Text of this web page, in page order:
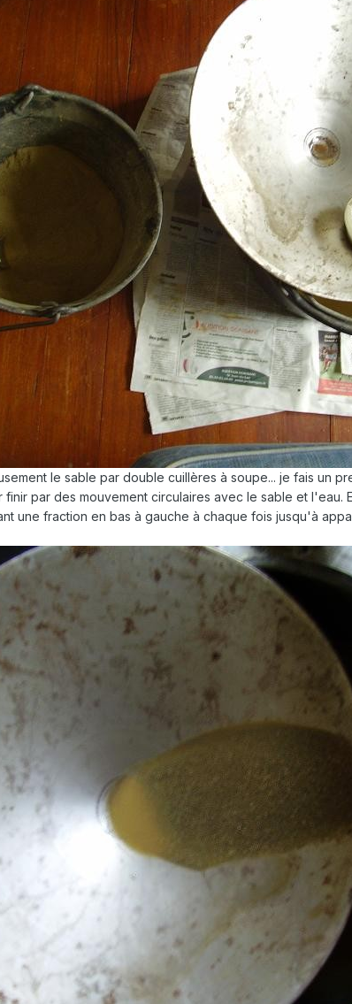
le sable par double cuillères à soupe... je fais un
par des mouvement circulaires avec le sable et
une fraction en bas à gauche à chaque fois jusqu'à